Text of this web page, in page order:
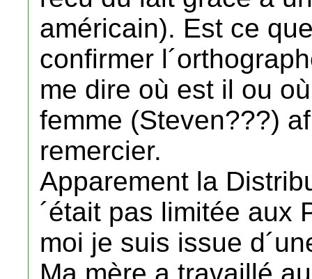
américain). Est ce
confirmer
me dire où est il ou
femme (Steven???)
remercier.
Apparement la
´était pas limitée aux
moi je suis issue